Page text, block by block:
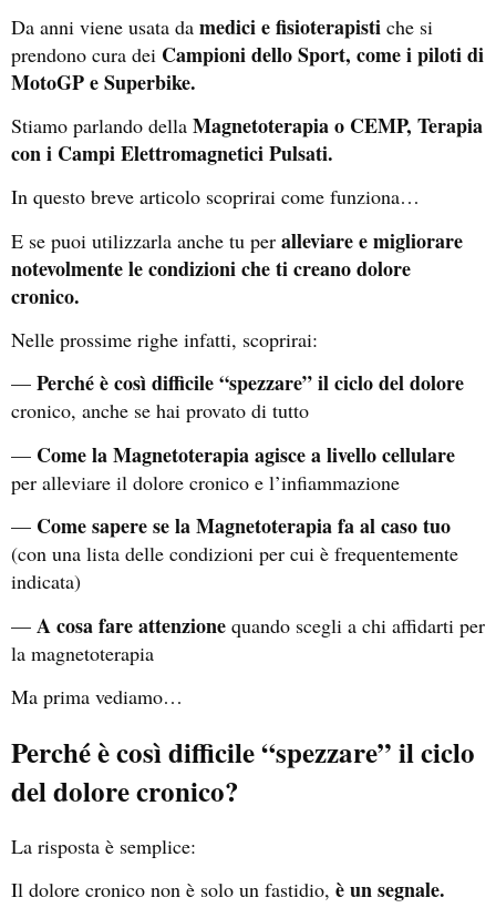
Da anni viene usata da medici e fisioterapisti che si
prendono cura dei Campioni dello Sport, come i piloti di
MotoGP e Superbike.
Stiamo parlando della Magnetoterapia o CEMP, Terapia
con i Campi Elettromagnetici Pulsati.
In questo breve articolo scoprirai come funziona…
E se puoi utilizzarla anche tu per alleviare e migliorare
notevolmente le condizioni che ti creano dolore
cronico.
Nelle prossime righe infatti, scoprirai:
— Perché è così difficile “spezzare” il ciclo del dolore
cronico, anche se hai provato di tutto
— Come la Magnetoterapia agisce a livello cellulare
per alleviare il dolore cronico e l’infiammazione
— Come sapere se la Magnetoterapia fa al caso tuo
(con una lista delle condizioni per cui è frequentemente
indicata)
— A cosa fare attenzione quando scegli a chi affidarti per
la magnetoterapia
Ma prima vediamo…
Perché è così difficile “spezzare” il ciclo
del dolore cronico?
La risposta è semplice:
Il dolore cronico non è solo un fastidio, è un segnale.